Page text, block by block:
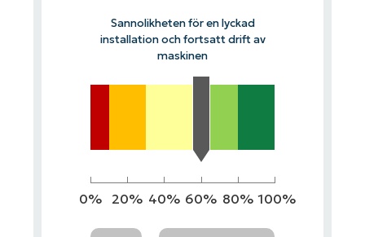
Sannolikheten för en lyckad
installation och fortsatt drift av
maskinen
0% 20% 40% 60% 80% 100%